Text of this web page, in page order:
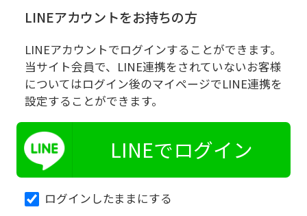
LINEアカウントをお持ちの方
LINEアカウントでログインすることができます。
当サイト会員で、LINE連携をされていないお客様
についてはログイン後のマイページでLINE連携を
設定することができます。
LINEでログイン
ログインしたままにする